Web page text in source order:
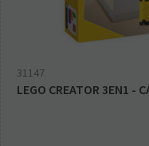
31147
LEGO CREATOR 3EN1 -